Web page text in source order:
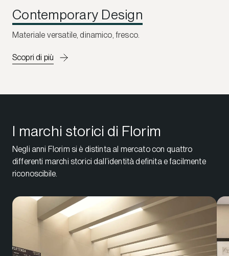
Contemporary Design
Materiale versatile, dinamico, fresco.
Scopri di più
I marchi storici di Florim
Negli anni Florim si è distinta al mercato con quattro
differenti marchi storici dall’identità definita e facilmente
riconoscibile.